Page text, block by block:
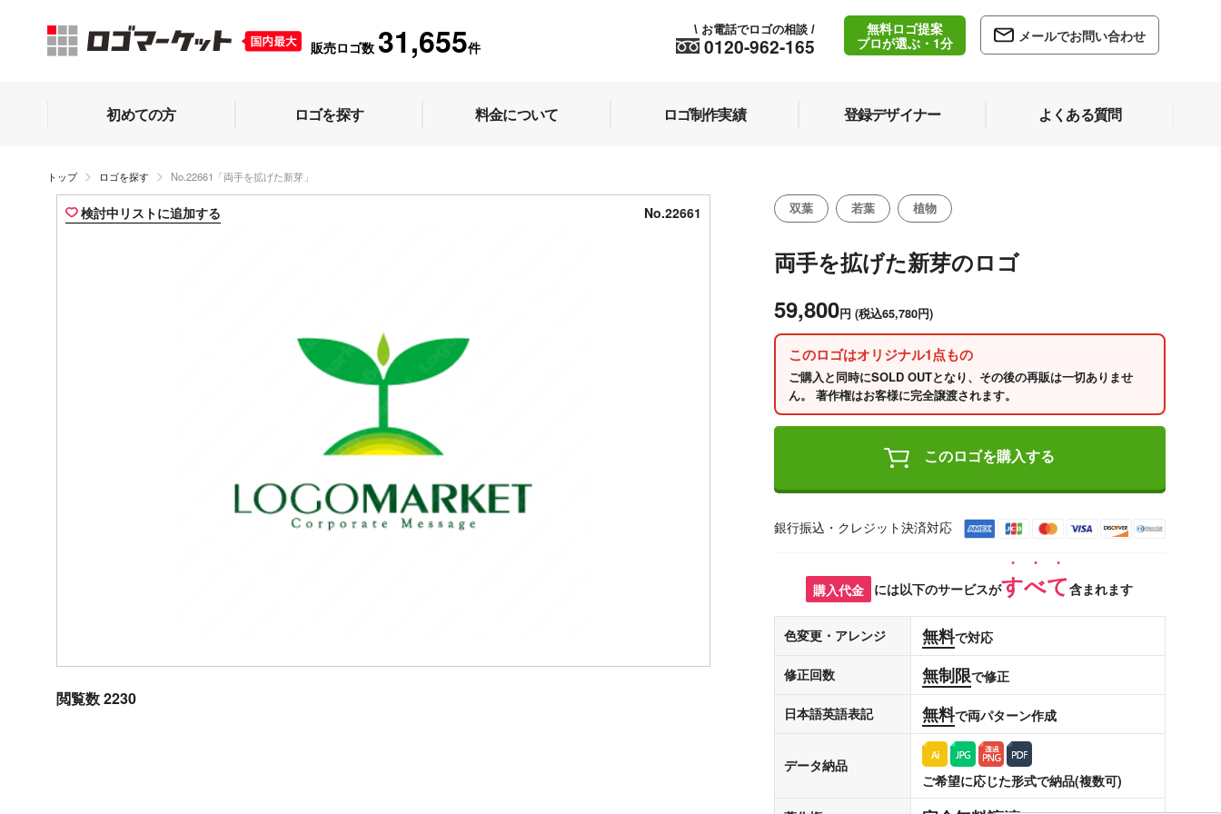
販売ロゴ数 31,655件 0120-962-165
\ お電話でロゴの相談 /
無料ロゴ提案
プロが選ぶ・1分
メールでお問い合わせ
初めての方 ロゴを探す 料金について ロゴ制作実績 登録デザイナー よくある質問
トップ ロゴを探す No.22661「両手を拡げた新芽」
検討中リストに追加する No.22661
閲覧数 2230
双葉 若葉 植物
両手を拡げた新芽のロゴ
59,800円 (税込65,780円)
このロゴはオリジナル1点もの
ご購入と同時にSOLD OUTとなり、その後の再販は一切ありませ
ん。 著作権はお客様に完全譲渡されます。
このロゴを購入する
銀行振込・クレジット決済対応
購入代金 には以下のサービスがすべて含まれます
色変更・アレンジ 無料で対応
修正回数 無制限で修正
日本語英語表記 無料で両パターン作成
データ納品
ご希望に応じた形式で納品(複数可)